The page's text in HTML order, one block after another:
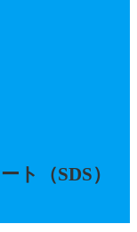
ト（SDS）